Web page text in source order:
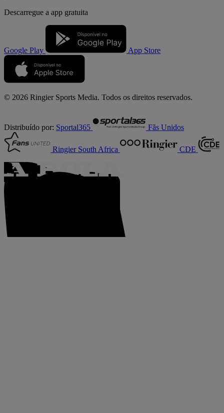
Descarregue a app gratuita
Google Play App Store
© 2026 Ringier Sports Media. Todos os direitos reservados.
Distribuído por: Sportal365 Fãs Unidos
Ringier South Africa CDE